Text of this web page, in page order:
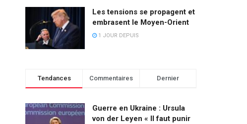
Les tensions se propagent et
embrasent le Moyen-Orient
1 JOUR DEPUIS
Tendances Commentaires Dernier
Guerre en Ukraine : Ursula
von der Leyen « Il faut punir